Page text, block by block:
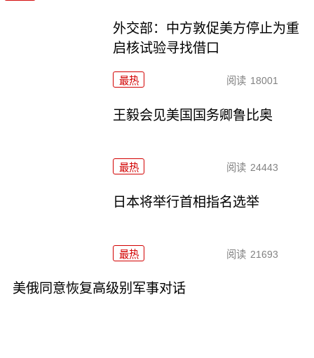
外交部：中方敦促美方停止为重
启核试验寻找借口
最热 阅读 18001
王毅会见美国国务卿鲁比奥
最热 阅读 24443
日本将举行首相指名选举
最热 阅读 21693
美俄同意恢复高级别军事对话